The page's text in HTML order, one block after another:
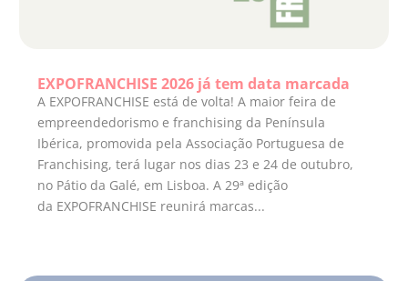
EXPOFRANCHISE 2026 já tem data marcada
A EXPOFRANCHISE está de volta! A maior feira de
empreendedorismo e franchising da Península
Ibérica, promovida pela Associação Portuguesa de
Franchising, terá lugar nos dias 23 e 24 de outubro,
no Pátio da Galé, em Lisboa. A 29ª edição
da EXPOFRANCHISE reunirá marcas...